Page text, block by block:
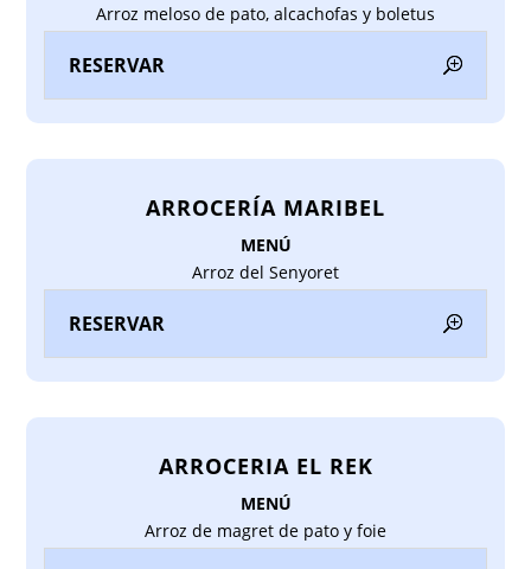
Arroz meloso de pato, alcachofas y boletus
RESERVAR
ARROCERÍA MARIBEL
MENÚ
Arroz del Senyoret
RESERVAR
ARROCERIA EL REK
MENÚ
Arroz de magret de pato y foie